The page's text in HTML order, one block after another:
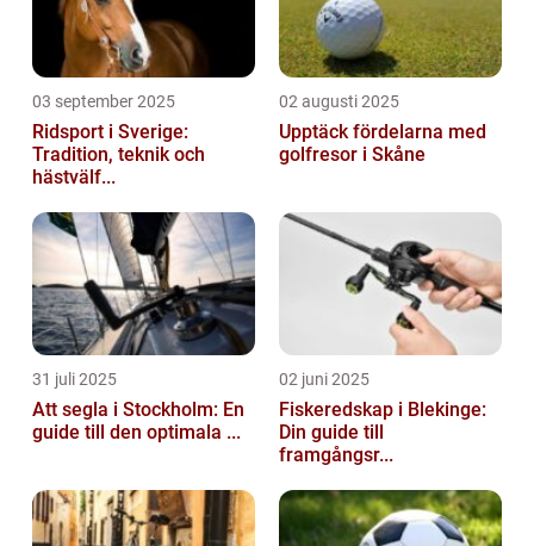
03 september 2025
Ridsport i Sverige:
Tradition, teknik och
hästvälf...
02 augusti 2025
Upptäck fördelarna med
golfresor i Skåne
31 juli 2025
Att segla i Stockholm: En
guide till den optimala ...
02 juni 2025
Fiskeredskap i Blekinge:
Din guide till
framgångsr...